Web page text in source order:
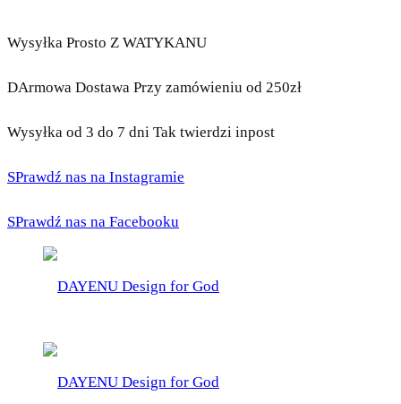
Wysyłka Prosto Z WATYKANU
DArmowa Dostawa Przy zamówieniu od 250zł
Wysyłka od 3 do 7 dni Tak twierdzi inpost
SPrawdź nas na Instagramie
SPrawdź nas na Facebooku